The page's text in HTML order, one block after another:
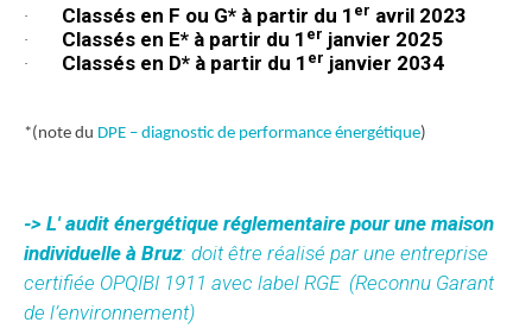
· Classés en F ou G* à partir du 1 er avril 2023
· Classés en E* à partir du 1 er janvier 2025
· Classés en D* à partir du 1 er janvier 2034
*(note du DPE – diagnostic de performance énergétique)
-> L' audit énergétique réglementaire pour une maison
individuelle à Bruz: doit être réalisé par une entreprise
certifiée OPQIBI 1911 avec label RGE (Reconnu Garant
de l’environnement)